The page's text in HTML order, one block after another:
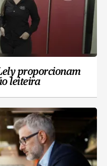
proporcionam
leiteira